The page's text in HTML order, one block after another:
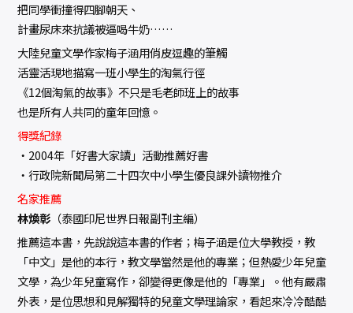
把同學衝撞得四腳朝天、
計畫尿床來抗議被逼喝牛奶……
大陸兒童文學作家梅子涵用俏皮逗趣的筆觸
活靈活現地描寫一班小學生的淘氣行徑
《12個淘氣的故事》不只是毛老師班上的故事
也是所有人共同的童年回憶。
得獎紀錄
‧2004年「好書大家讀」活動推薦好書
‧行政院新聞局第二十四次中小學生優良課外讀物推介
名家推薦
林煥彰 （泰國印尼世界日報副刊主編）
推薦這本書，先說說這本書的作者；梅子涵是位大學教授，教
「中文」是他的本行，教文學當然是他的專業；但熱愛少年兒童
文學，為少年兒童寫作，卻變得更像是他的「專業」。他有嚴肅
外表，是位思想和見解獨特的兒童文學理論家，看起來冷冷酷酷